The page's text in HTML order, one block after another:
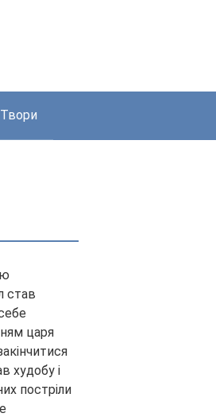
Твори
став
царя
худобу і
постріли